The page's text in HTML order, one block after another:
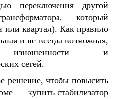
переключения другой
который
или квартал). Как правило
и не всегда возможная,
и
сетей.
решение, чтобы повысить
— купить стабилизатор